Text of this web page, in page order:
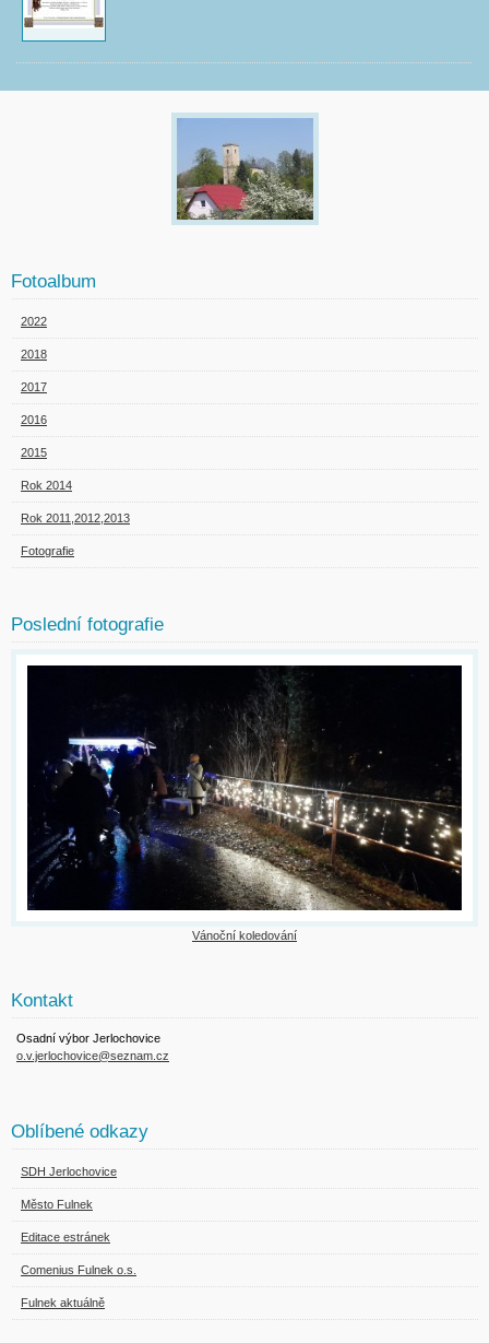
Fotoalbum
2022
2018
2017
2016
2015
Rok 2014
Rok 2011,2012,2013
Fotografie
Poslední fotografie
Vánoční koledování
Kontakt
Osadní výbor Jerlochovice
o.v.jerlochovice@seznam.cz
Oblíbené odkazy
SDH Jerlochovice
Město Fulnek
Editace estránek
Comenius Fulnek o.s.
Fulnek aktuálně